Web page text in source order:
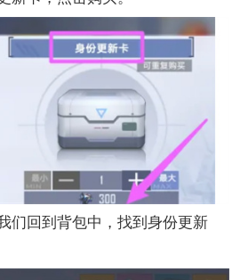
回到背包中，找到身份更新